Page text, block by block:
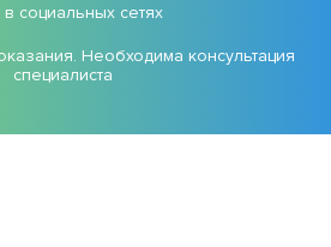
социальных сетях
Необходима консультация
специалиста